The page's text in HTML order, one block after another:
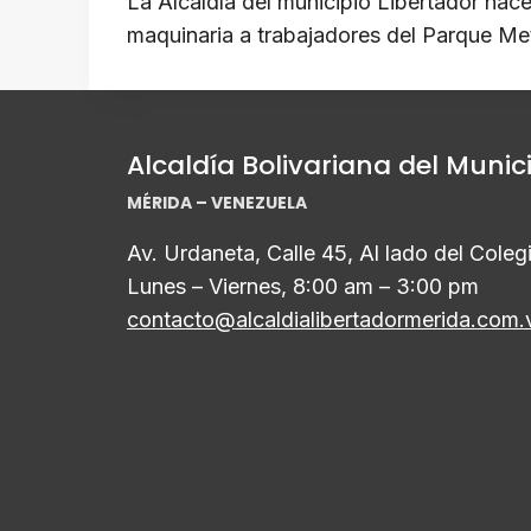
L
de
entradas
maquinaria a trabajadores del Parque
Alcaldía Bolivariana del
MÉRIDA – VENEZUELA
Av. Urdaneta, Calle 45, Al lado del
Lunes – Viernes, 8:00 am – 3:00 pm